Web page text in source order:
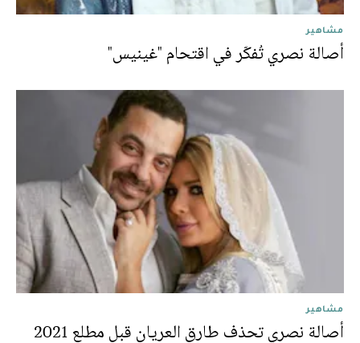
مشاهير
أصالة نصري تُفكّر في اقتحام "غينيس"
مشاهير
أصالة نصري تحذف طارق العريان قبل مطلع 2021